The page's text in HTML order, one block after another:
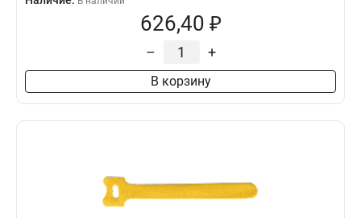
626,40 ₽
– +
В корзину